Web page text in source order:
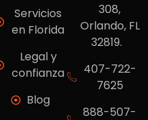
Servicios
en Florida
Legal y
confianza
Blog
308,
Orlando, FL
32819.
407-722-
7625
888-507-